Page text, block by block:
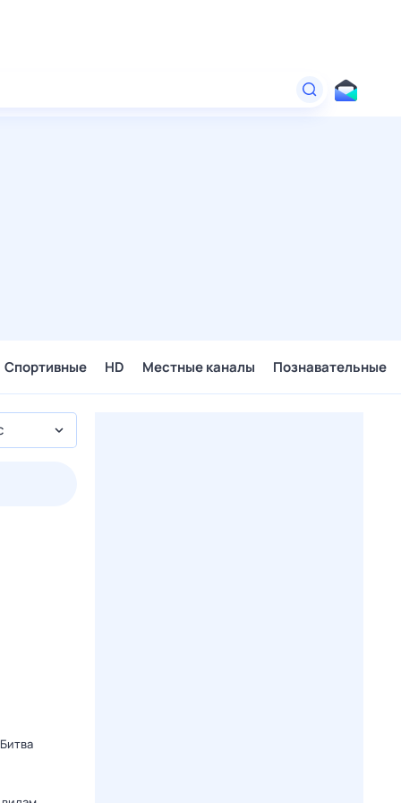
Спортивные HD Местные каналы Познавательные